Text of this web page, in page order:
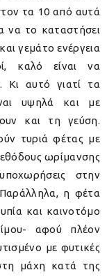
τα 10 από αυτά
να το καταστήσει
γεμάτο ενέργεια
καλό είναι να
Κι αυτό γιατί τα
υψηλά και με
και τη γεύση.
τυριά φέτας με
ωρίμανσης
στην
η φέτα
και καινοτόμο
αφού πλέον
με φυτικές
μάχη κατά της